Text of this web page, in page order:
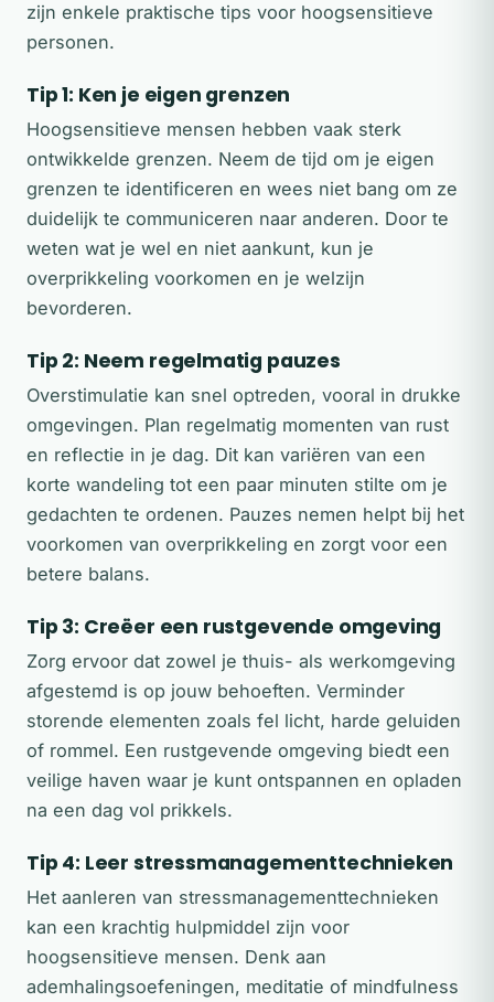
zijn enkele praktische tips voor hoogsensitieve
personen.
Tip 1: Ken je eigen grenzen
Hoogsensitieve mensen hebben vaak sterk
ontwikkelde grenzen. Neem de tijd om je eigen
grenzen te identificeren en wees niet bang om ze
duidelijk te communiceren naar anderen. Door te
weten wat je wel en niet aankunt, kun je
overprikkeling voorkomen en je welzijn
bevorderen.
Tip 2: Neem regelmatig pauzes
Overstimulatie kan snel optreden, vooral in drukke
omgevingen. Plan regelmatig momenten van rust
en reflectie in je dag. Dit kan variëren van een
korte wandeling tot een paar minuten stilte om je
gedachten te ordenen. Pauzes nemen helpt bij het
voorkomen van overprikkeling en zorgt voor een
betere balans.
Tip 3: Creëer een rustgevende omgeving
Zorg ervoor dat zowel je thuis- als werkomgeving
afgestemd is op jouw behoeften. Verminder
storende elementen zoals fel licht, harde geluiden
of rommel. Een rustgevende omgeving biedt een
veilige haven waar je kunt ontspannen en opladen
na een dag vol prikkels.
Tip 4: Leer stressmanagementtechnieken
Het aanleren van stressmanagementtechnieken
kan een krachtig hulpmiddel zijn voor
hoogsensitieve mensen. Denk aan
ademhalingsoefeningen, meditatie of mindfulness